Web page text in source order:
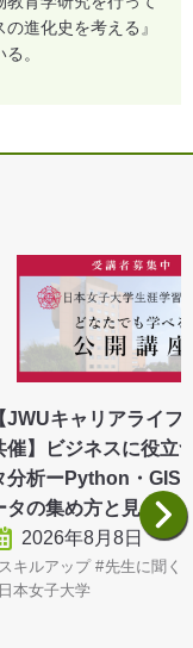
進化史を考える』
。
JWUキャリアライフ
催】ビジネスに役立
分析ーPython・GIS
タの集め方と見せ
2026年8月8日
スキルアップ
先生に聞く
日本女子大学